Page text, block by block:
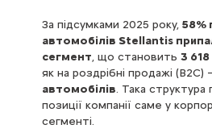
За підсумками 2025 року, 58%
автомобілів Stellantis
сегмент, що становить 3
як на роздрібні продажі (B2C)
автомобілів. Така структура
позиції компанії саме у
сегменті.